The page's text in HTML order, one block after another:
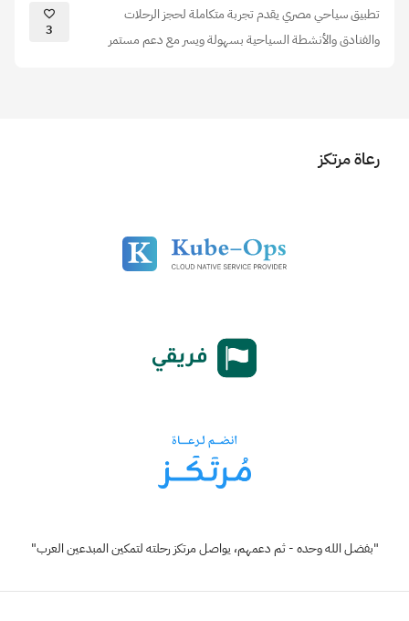
تطبيق سياحي مصري يقدم تجربة متكاملة لحجز الرحلات
والفنادق والأنشطة السياحية بسهولة ويسر مع دعم مستمر
3
رعاة مرتكز
"بفضل الله وحده - ثم دعمهم، يواصل مرتكز رحلته لتمكين المبدعين العرب"